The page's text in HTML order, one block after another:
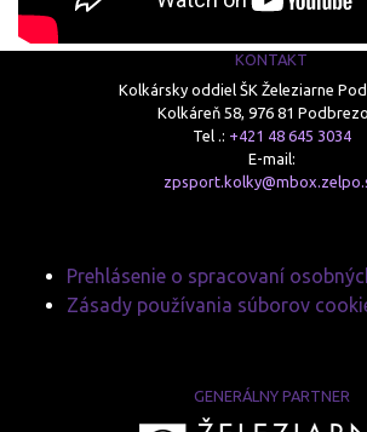
KONTAKT
Kolkársky oddiel ŠK Železiarne
Kolkáreň 58, 976 81
Tel .: +421 48 645 3034
E-mail:
Prehlásenie o spracovaní
Zásady používania súborov
GENERÁLNY PARTNER